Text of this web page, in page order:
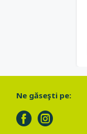
Ne găseşti pe: